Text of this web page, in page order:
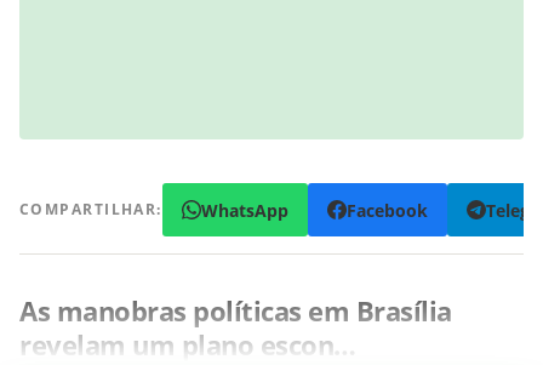
COMPARTILHAR: WhatsApp Facebook
As manobras políticas em Brasília
revelam um plano escon…